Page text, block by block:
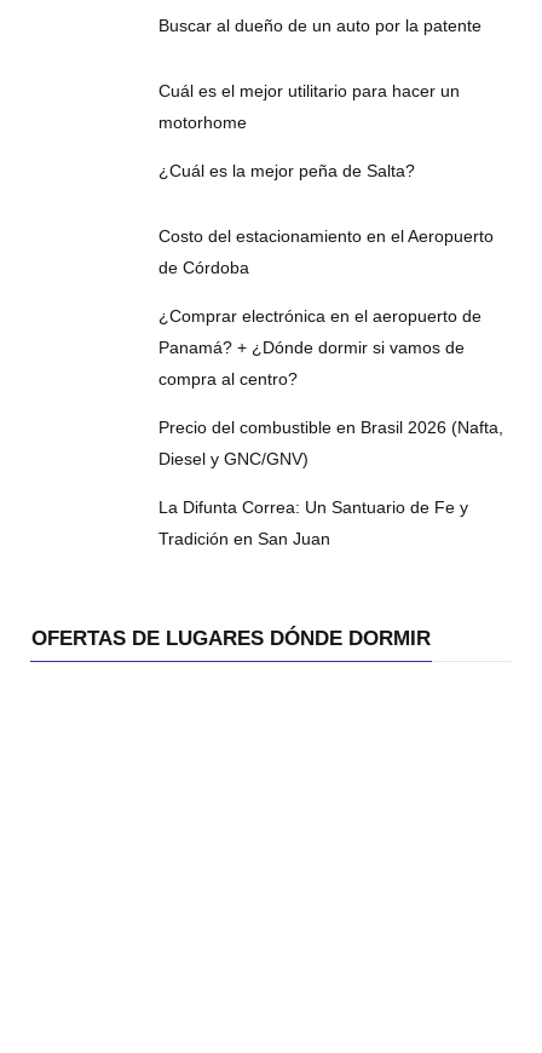
Buscar al dueño de un auto por la patente
Cuál es el mejor utilitario para hacer un
motorhome
¿Cuál es la mejor peña de Salta?
Costo del estacionamiento en el Aeropuerto
de Córdoba
¿Comprar electrónica en el aeropuerto de
Panamá? + ¿Dónde dormir si vamos de
compra al centro?
Precio del combustible en Brasil 2026 (Nafta,
Diesel y GNC/GNV)
La Difunta Correa: Un Santuario de Fe y
Tradición en San Juan
OFERTAS DE LUGARES DÓNDE DORMIR